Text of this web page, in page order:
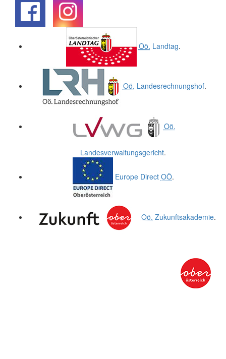
Oö. Landtag.
Oö. Landesrechnungshof.
Oö.
Landesverwaltungsgericht.
Europe Direct OÖ.
Oö. Zukunftsakademie.